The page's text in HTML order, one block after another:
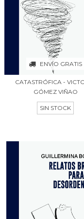
ENVÍO GRATIS
CATASTRÓFICA -
GÓMEZ VIÑAO
SIN STOCK